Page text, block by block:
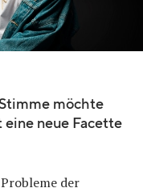
möchte
neue Facette
der